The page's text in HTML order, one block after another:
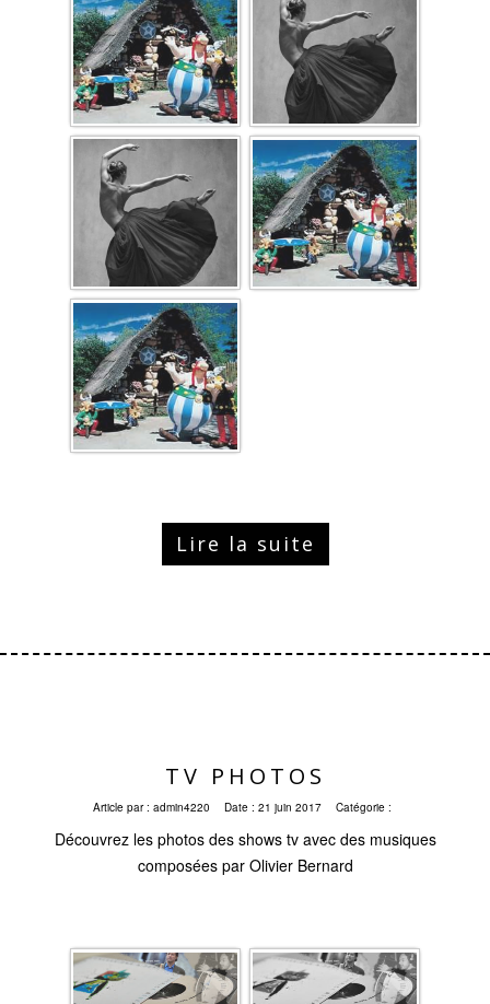
Lire la suite
TV PHOTOS
Article par : admin4220 Date : 21 juin 2017 Catégorie :
Découvrez les photos des shows tv avec des musiques
composées par Olivier Bernard